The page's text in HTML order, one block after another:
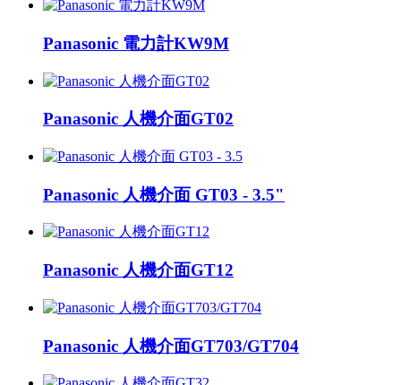
Panasonic 電力計KW9M
Panasonic 人機介面GT02
Panasonic 人機介面 GT03 - 3.5"
Panasonic 人機介面GT12
Panasonic 人機介面GT703/GT704